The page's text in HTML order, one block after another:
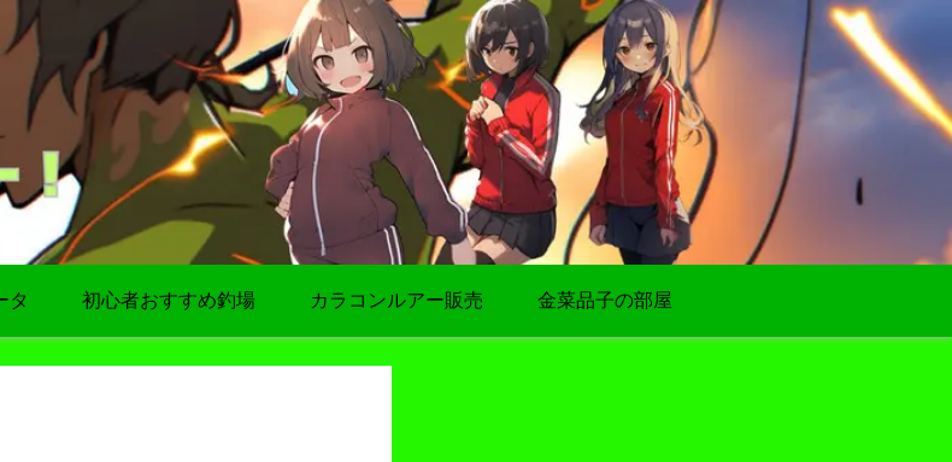
タ 初心者おすすめ釣場 カラコンルアー販売 金菜品子の部屋